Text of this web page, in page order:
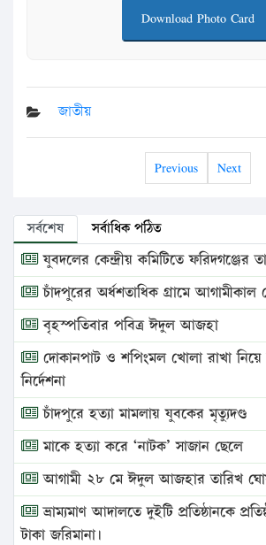
Download Photo Card
জাতীয়
Previous Next
সর্বশেষ সর্বাধিক পঠিত
যুবদলের কেন্দ্রীয় কমিটিতে ফরিদগঞ্জের
চাঁদপুরের অর্ধশতাধিক গ্রামে আগামীকাল
বৃহস্পতিবার পবিত্র ঈদুল আজহা
দোকানপাট ও শপিংমল খোলা রাখা নিয়ে
নির্দেশনা
চাঁদপুরে হত্যা মামলায় যুবকের মৃত্যুদণ্ড
মাকে হত্যা করে ‘নাটক’ সাজান ছেলে
আগামী ২৮ মে ঈদুল আজহার তারিখ
ভ্রাম্যমাণ আদালতে দুইটি প্রতিষ্ঠানকে
টাকা জরিমানা।